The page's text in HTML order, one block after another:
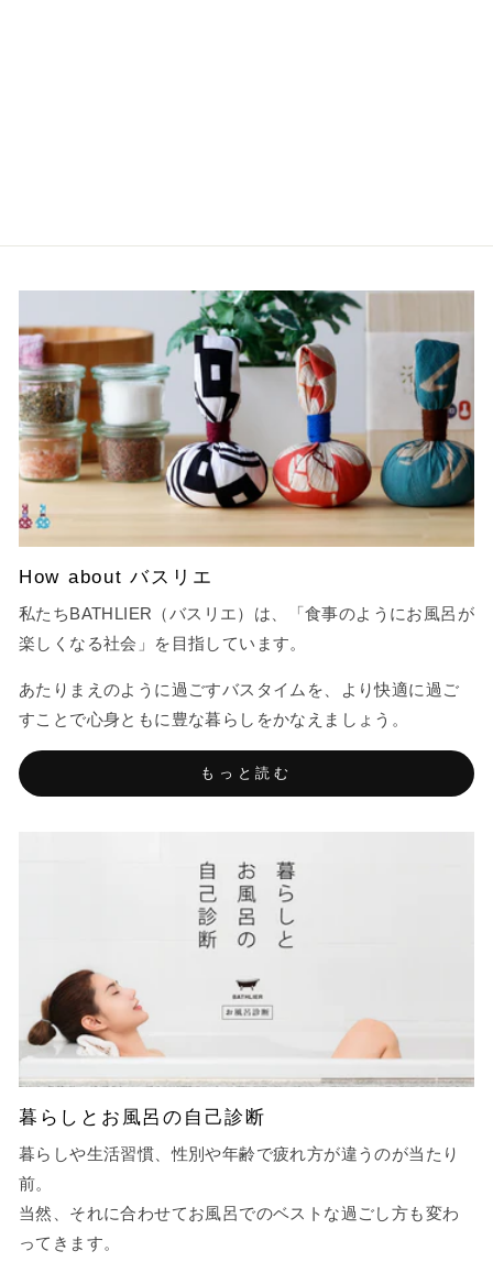
How about バスリエ
私たちBATHLIER（バスリエ）は、「食事のようにお風呂が
楽しくなる社会」を目指しています。
あたりまえのように過ごすバスタイムを、より快適に過ご
すことで心身ともに豊な暮らしをかなえましょう。
もっと読む
暮らしとお風呂の自己診断
暮らしや生活習慣、性別や年齢で疲れ方が違うのが当たり
前。
当然、それに合わせてお風呂でのベストな過ごし方も変わ
ってきます。